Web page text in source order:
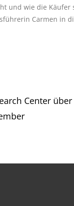
und wie die
Carmen in
Center